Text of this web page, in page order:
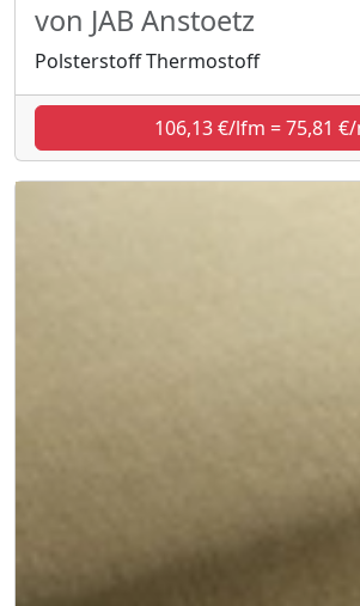
von JAB Anstoetz
Polsterstoff Thermostoff
106,13 €/lfm = 75,81 €/